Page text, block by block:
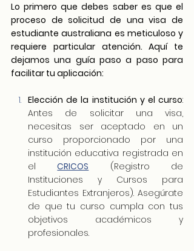
Lo primero que debes saber es que el
proceso de solicitud de una visa de
estudiante australiana es meticuloso y
requiere particular atención. Aquí te
dejamos una guía paso a paso para
facilitar tu aplicación:
Elección de la institución y el curso:
Antes de solicitar una visa,
necesitas ser aceptado en un
curso proporcionado por una
institución educativa registrada en
el CRICOS (Registro de
Instituciones y Cursos para
Estudiantes Extranjeros). Asegúrate
de que tu curso cumpla con tus
objetivos académicos y
profesionales.